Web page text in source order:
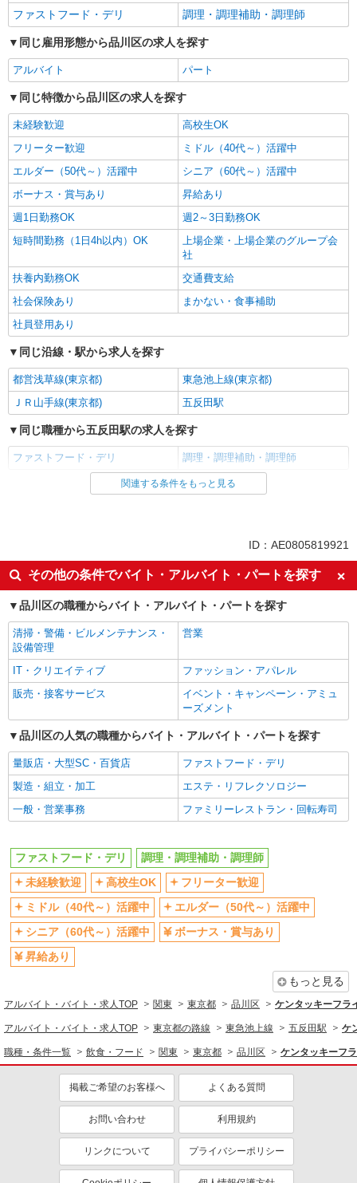
株式会社HITOWA フードサービスカンパニー
学校給食の調理補助【アルバイト・パート】
変動します。 ※AP評価制度：あり 年1回の評価
により時給を見直します。 ※アルバイト賞与（寸
志）：あり 年2回。勤続年数により金額UP。
詳細を見る
ファストフード・デリ
調理・調理補助・調理師
同じ雇用形態から品川区の求人を探す
アルバイト パート
同じ特徴から品川区の求人を探す
未経験歓迎
高校生OK
フリーター歓迎
ミドル（40代～）活躍中
エルダー（50代～）活躍中
シニア（60代～）活躍中
ボーナス・賞与あり
昇給あり
週1日勤務OK
週2～3日勤務OK
短時間勤務（1日4h以内）OK
上場企業・上場企業のグループ会
社
扶養内勤務OK
交通費支給
社会保険あり
まかない・食事補助
社員登用あり
同じ沿線・駅から求人を探す
都営浅草線(東京都)
東急池上線(東京都)
ＪＲ山手線(東京都)
五反田駅
同じ職種から五反田駅の求人を探す
ファストフード・デリ 調理・調理補助・調理師
同じ雇用形態から五反田駅の求人を探す
未経験歓迎
高校生OK
フリーター歓迎
ミドル（40代～）活躍中
エルダー（50代～）活躍中
シニア（60代～）活躍中
ボーナス・賞与あり
昇給あり
週1日勤務OK
週2～3日勤務OK
短時間勤務（1日4h以内）OK
上場企業・上場企業のグループ会
社
扶養内勤務OK
交通費支給
社会保険あり
まかない・食事補助
社員登用あり
同じ職種から求人を探す
飲食・フード
ファストフード・デリ
調理・調理補助・調理師
同じ特徴から求人を探す
未経験歓迎
高校生OK
ミドル（40代～）活躍中
ボーナス・賞与あり
週1日勤務OK
上場企業・上場企業のグループ会
扶養内勤務OK
交通費支給
社会保険あり
まかない・食事補助
社員登用あり
関連する条件をもっと見る
ID：AE0805819921
その他の条件でバイト・アルバイト・パートを探す
品川区の職種からバイト・アルバイト・パートを探す
清掃・警備・ビルメンテナンス・
設備管理
営業
IT・クリエイティブ
ファッション・アパレル
販売・接客サービス
イベント・キャンペーン・アミュ
ーズメント
品川区の人気の職種からバイト・アルバイト・パートを探す
量販店・大型SC・百貨店
ファストフード・デリ
製造・組立・加工
エステ・リフレクソロジー
一般・営業事務
ファミリーレストラン・回転寿司
ファストフード・デリ
調理・調理補助・調理師
未経験歓迎
高校生OK
フリーター歓迎
ミドル（40代～）活躍中
エルダー（50代～）活躍中
シニア（60代～）活躍中
ボーナス・賞与あり
昇給あり
もっと見る
アルバイト・バイト・求人TOP 関東 東京都 品川区 ケンタッキーフ
アルバイト・バイト・求人TOP 東京都の路線 東急池上線 五反田駅 ケ
職種・条件一覧 飲食・フード 関東 東京都 品川区 ケンタッキーフ
掲載ご希望のお客様へ よくある質問
お問い合わせ 利用規約
リンクについて プライバシーポリシー